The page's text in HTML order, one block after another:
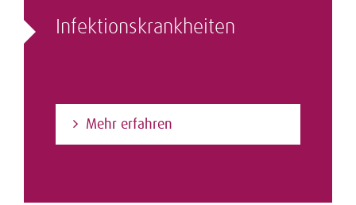
Infektions­krankheiten
Mehr erfahren